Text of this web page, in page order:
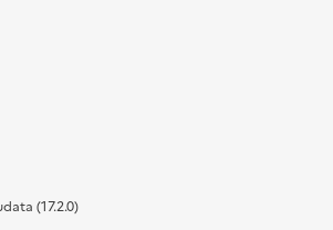
(17.2.0)